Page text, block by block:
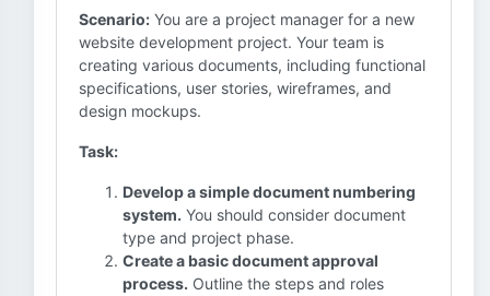
Scenario: You are a project manager for a new
website development project. Your team is
creating various documents, including functional
specifications, user stories, wireframes, and
design mockups.
Task:
Develop a simple document numbering
system. You should consider document
type and project phase.
Create a basic document approval
process. Outline the steps and roles